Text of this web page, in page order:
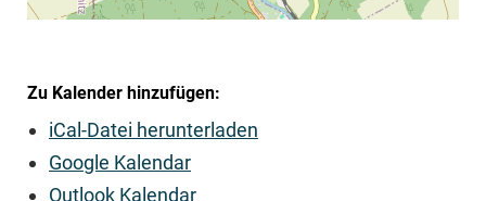
Zu Kalender hinzufügen:
iCal-Datei herunterladen
Google Kalendar
Outlook Kalendar